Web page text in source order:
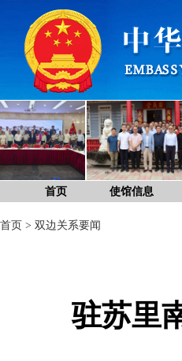
首页 使馆信息
首页 > 双边关系要闻
驻苏里